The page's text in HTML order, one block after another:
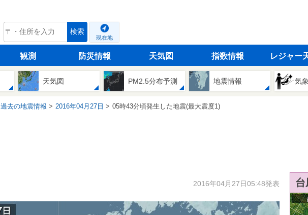
tenki.jp 検索
現在地
観測 防災情報 天気図 指数情報 レジャー
天気図 PM2.5分布予測 地震情報 気
過去の地震情報 2016年04月27日 05時43分頃発生した地震(最大震度1)
2016年04月27日05:48発表